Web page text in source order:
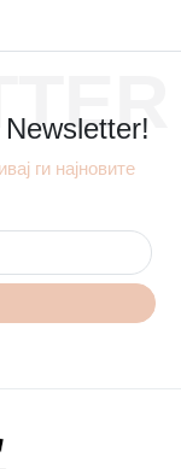
ги најновите